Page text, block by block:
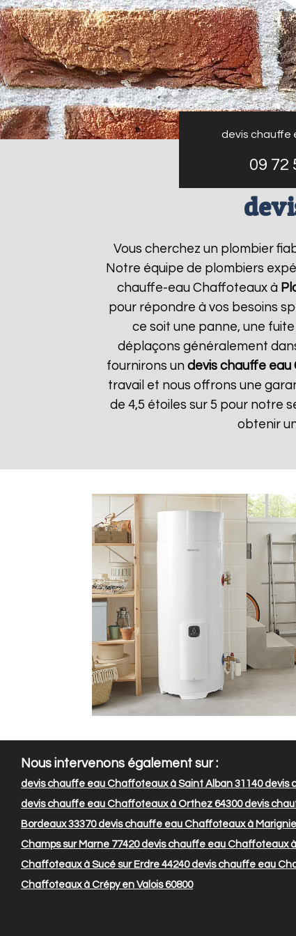
devis chauffe
09 72
Vous cherchez un plombier
Notre équipe de plombiers
chauffe-eau Chaffoteaux à
pour répondre à vos besoins
ce soit une panne, une
déplaçons généralement
fournirons un devis chauffe
travail et nous offrons une
de 4,5 étoiles sur 5 pour notre
obtenir
Nous intervenons également sur :
devis chauffe eau Chaffoteaux à Saint Alban 31140devis
devis chauffe eau Chaffoteaux à Orthez 64300devis
Bordeaux 33370devis chauffe eau Chaffoteaux à
Champs sur Marne 77420devis chauffe eau Chaffoteaux
Chaffoteaux à Sucé sur Erdre 44240devis chauffe eau
Chaffoteaux à Crépy en Valois 60800